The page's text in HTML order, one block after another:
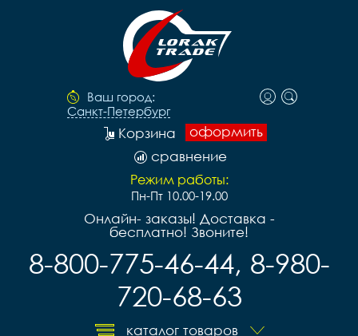
Ваш город:
Санкт-Петербург
оформить
Корзина
сравнение
Режим работы:
Пн-Пт 10.00-19.00
Онлайн- заказы! Доставка -
бесплатно! Звоните!
8-800-775-46-44, 8-980-
720-68-63
каталог товаров